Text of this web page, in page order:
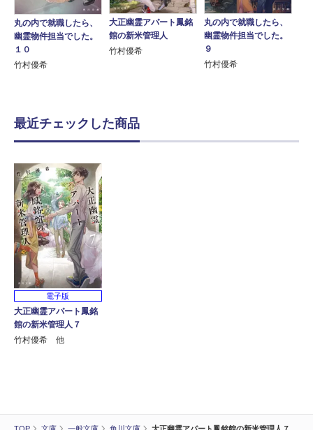
丸の内で就職したら、
幽霊物件担当でした。
１０
竹村優希
大正幽霊アパート鳳銘
館の新米管理人
竹村優希
丸の内で就職したら、
幽霊物件担当でした。
９
竹村優希
最近チェックした商品
電子版
大正幽霊アパート鳳銘
館の新米管理人７
竹村優希 他